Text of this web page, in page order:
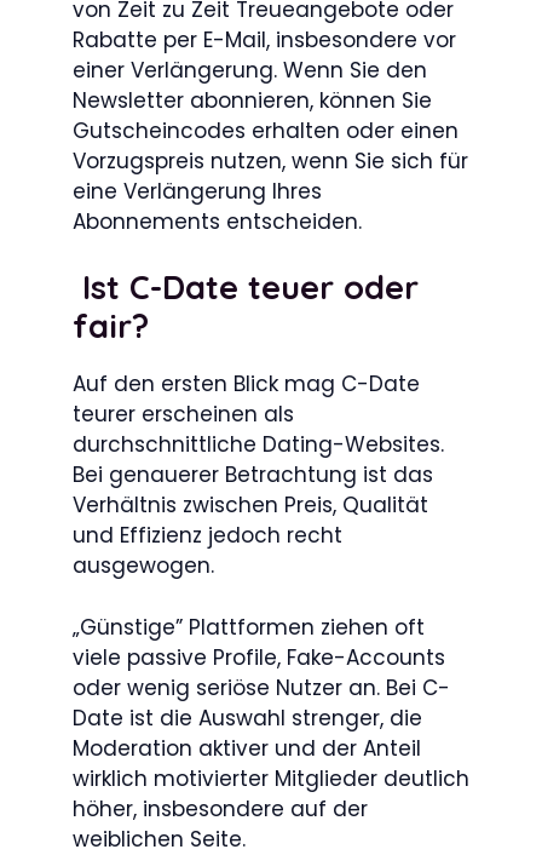
von Zeit zu Zeit Treueangebote oder
Rabatte per E-Mail, insbesondere vor
einer Verlängerung. Wenn Sie den
Newsletter abonnieren, können Sie
Gutscheincodes erhalten oder einen
Vorzugspreis nutzen, wenn Sie sich für
eine Verlängerung Ihres
Abonnements entscheiden.
Ist C-Date teuer oder
fair?
Auf den ersten Blick mag C-Date
teurer erscheinen als
durchschnittliche Dating-Websites.
Bei genauerer Betrachtung ist das
Verhältnis zwischen Preis, Qualität
und Effizienz jedoch recht
ausgewogen.
„Günstige” Plattformen ziehen oft
viele passive Profile, Fake-Accounts
oder wenig seriöse Nutzer an. Bei C-
Date ist die Auswahl strenger, die
Moderation aktiver und der Anteil
wirklich motivierter Mitglieder deutlich
höher, insbesondere auf der
weiblichen Seite.